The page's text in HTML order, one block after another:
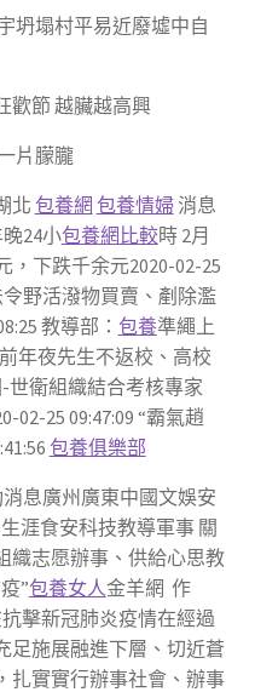
坍塌村平易近廢墟中自
歡節 越臟越高興
片朦朧
北 包養網 包養情婦消息
24小包養網比較時 2月
，下跌千余元2020-02-25
令野活潑物買賣、剷除濫
教導部： 包養準繩上
年夜先生不返校、高校
-世衛組織結合考核專家
02-25 09:47:09 “霸氣趙
包養俱樂部
息廣州廣東中國文娛安
涯食安科技教導軍事 關
織志愿辦事、供給心思教
”包養女人金羊網 作
擊新冠肺炎疫情在經過
足施展融進下層、切近蒼
扎實實行辦事社會、辦事